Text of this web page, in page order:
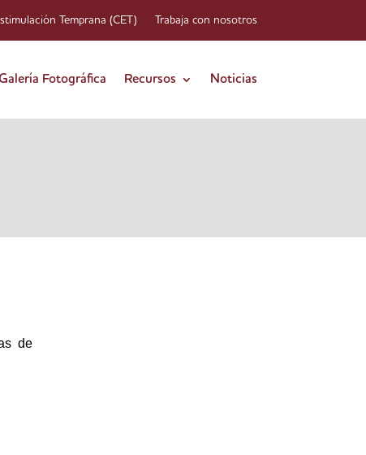
Temprana (CET) Trabaja con nosotros
Fotográfica Recursos Noticias
de